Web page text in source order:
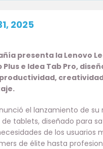
2025
presenta la Lenovo
Plus e Idea Tab Pro,
el lanzamiento de su
tablets, diseñado para
de los usuarios
de élite hasta